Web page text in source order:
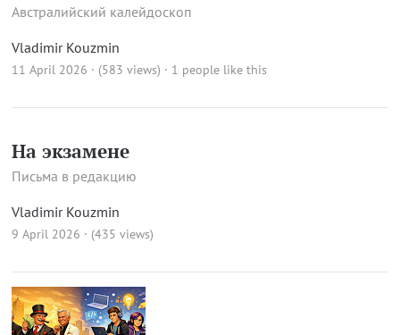
Австралийский калейдоскоп
Vladimir Kouzmin
11 April 2026 · (583 views) · 1 people like this
На экзамене
Письма в редакцию
Vladimir Kouzmin
9 April 2026 · (435 views)